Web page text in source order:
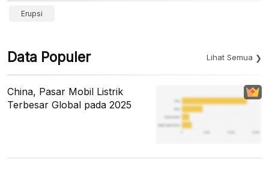
Erupsi
Data Populer Lihat Semua
China, Pasar Mobil Listrik
Terbesar Global pada 2025